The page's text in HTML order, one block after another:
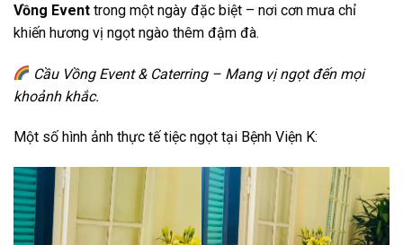
Vồng Event trong một ngày đặc biệt – nơi cơn mưa chỉ
khiến hương vị ngọt ngào thêm đậm đà.
Cầu Vồng Event & Caterring – Mang vị ngọt đến mọi
khoảnh khắc.
Một số hình ảnh thực tế tiệc ngọt tại Bệnh Viện K: